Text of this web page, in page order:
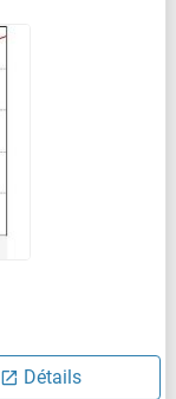
Détails